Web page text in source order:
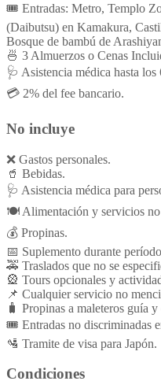
🎟️ Entradas: Metro, Templo
(Daibutsu) en Kamakura,
Bosque de bambú de
🍜 3 Almuerzos o Cenas
🩺 Asistencia médica hasta
💳 2% del fee bancario.
No incluye
❌ Gastos personales.
🥤 Bebidas.
🩺 Asistencia médica para
🍽️ Alimentación y servicios no
💰 Propinas.
📅 Suplemento durante
🚕 Traslados que no se
🎡 Tours opcionales y
📌 Cualquier servicio no
🧳 Propinas a maleteros guía
🎟️ Entradas no discriminadas
🛂 Tramite de visa para Japón.
Condiciones